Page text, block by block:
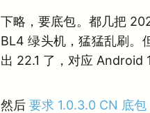
下略，要底包。都几把
BL4 绿头机，猛猛乱刷。
出 22.1 了，对应 Android
然后 要求 1.0.3.0 CN 底包